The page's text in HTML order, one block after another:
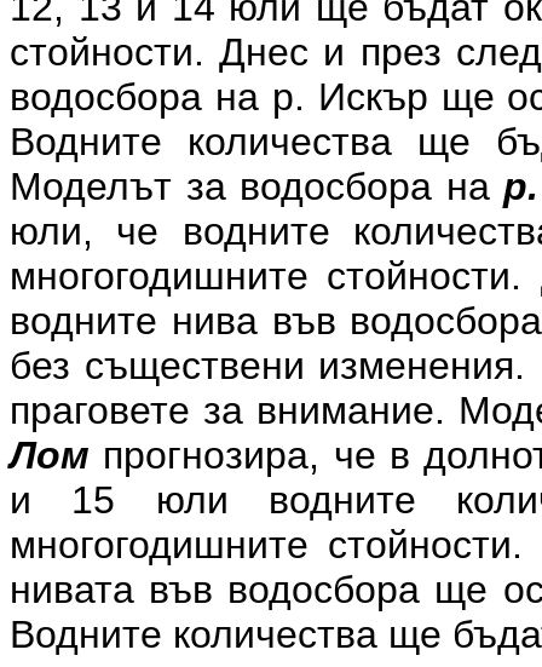
стойности. Днес и през
водосбора на р. Искър ще
Водните количества ще
Моделът за водосбора на
юли, че водните
многогодишните
водните нива във
без съществени
праговете за внимание.
Лом прогнозира, че в
и 15 юли водните
многогодишните
нивата във водосбора ще
Водните количества ще